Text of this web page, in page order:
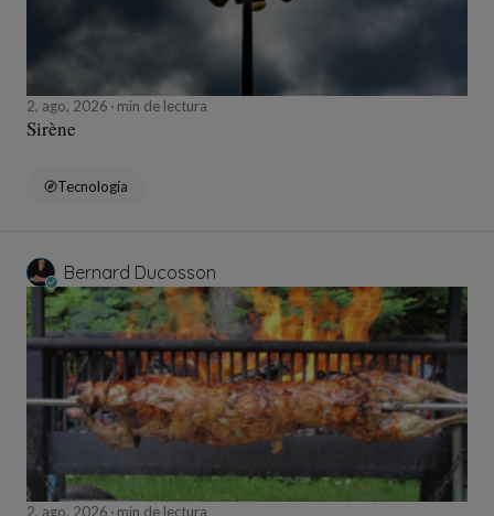
2, ago, 2026 min de lectura
Sirène
Tecnología
Bernard Ducosson
2, ago, 2026 min de lectura